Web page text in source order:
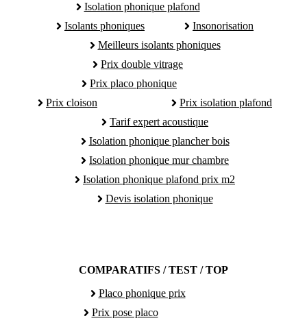
Isolation phonique plafond
Isolants phoniques
Insonorisation
Meilleurs isolants phoniques
Prix double vitrage
Prix placo phonique
Prix cloison
Prix isolation plafond
Tarif expert acoustique
Isolation phonique plancher bois
Isolation phonique mur chambre
Isolation phonique plafond prix m2
Devis isolation phonique
COMPARATIFS / TEST / TOP
Placo phonique prix
Prix pose placo